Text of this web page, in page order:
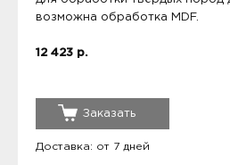
возможна обработка MDF.
12 423 р.
Заказать
Доставка: от 7 дней